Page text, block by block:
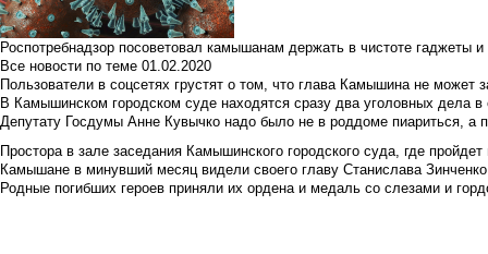
Роспотребнадзор посоветовал камышанам держать в чистоте гаджеты
Все новости по теме 01.02.2020
Пользователи в соцсетях грустят о том, что глава Камышина не может
В Камышинском городском суде находятся сразу два уголовных дела
Депутату Госдумы Анне Кувычко надо было не в роддоме пиариться, а
Простора в зале заседания Камышинского городского суда, где
Камышане в минувший месяц видели своего главу Станислава Зинченко
Родные погибших героев приняли их ордена и медаль со слезами и